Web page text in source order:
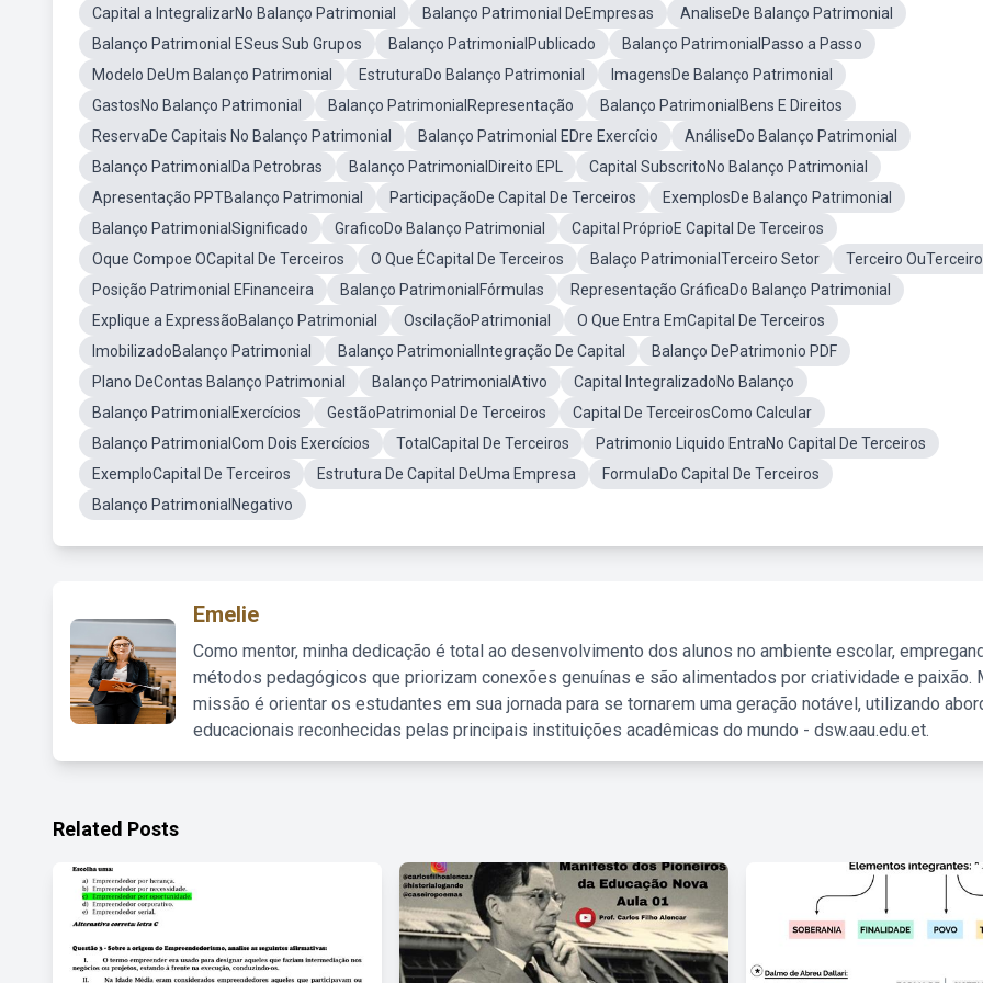
Capital a IntegralizarNo Balanço Patrimonial Balanço Patrimonial DeEmpresas
AnaliseDe Balanço Patrimonial
Balanço Patrimonial ESeus Sub Grupos
Balanço PatrimonialPublicado
Balanço PatrimonialPasso a Passo
Modelo DeUm Balanço Patrimonial
EstruturaDo Balanço Patrimonial
ImagensDe Balanço Patrimonial
GastosNo Balanço Patrimonial
Balanço PatrimonialRepresentação
Balanço PatrimonialBens E Direitos
ReservaDe Capitais No Balanço Patrimonial
Balanço Patrimonial EDre Exercício
AnáliseDo Balanço Patrimonial
Balanço PatrimonialDa Petrobras
Balanço PatrimonialDireito EPL
Capital SubscritoNo Balanço Patrimonial
Apresentação PPTBalanço Patrimonial
ParticipaçãoDe Capital De Terceiros
ExemplosDe Balanço Patrimonial
Balanço PatrimonialSignificado
GraficoDo Balanço Patrimonial
Capital PróprioE Capital De Terceiros
Oque Compoe OCapital De Terceiros
O Que ÉCapital De Terceiros Balaço PatrimonialTerceiro Setor
Terceiro
Posição Patrimonial EFinanceira
Balanço PatrimonialFórmulas
Representação GráficaDo Balanço Patrimonial
Explique a ExpressãoBalanço Patrimonial
OscilaçãoPatrimonial
O Que Entra EmCapital De Terceiros
ImobilizadoBalanço Patrimonial
Balanço PatrimonialIntegração De Capital
Balanço DePatrimonio PDF
Plano DeContas Balanço Patrimonial
Balanço PatrimonialAtivo
Capital IntegralizadoNo Balanço
Balanço PatrimonialExercícios
GestãoPatrimonial De Terceiros
Capital De TerceirosComo Calcular
Balanço PatrimonialCom Dois Exercícios
TotalCapital De Terceiros
Patrimonio Liquido EntraNo Capital De Terceiros
ExemploCapital De Terceiros
Estrutura De Capital DeUma Empresa
FormulaDo Capital De Terceiros
Balanço PatrimonialNegativo
Emelie
Como mentor, minha dedicação é total ao desenvolvimento dos alunos no ambiente escolar,
métodos pedagógicos que priorizam conexões genuínas e são alimentados por criatividade e paixão.
missão é orientar os estudantes em sua jornada para se tornarem uma geração notável, utilizando
educacionais reconhecidas pelas principais instituições acadêmicas do mundo - dsw.aau.edu.et.
Related Posts